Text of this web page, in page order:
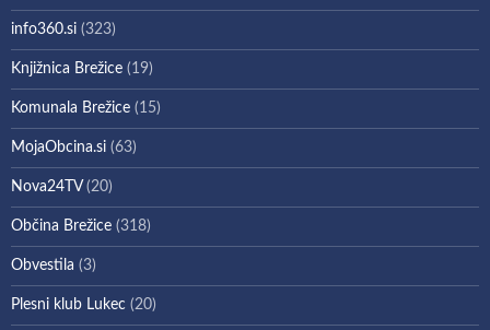
info360.si (323)
Knjižnica Brežice (19)
Komunala Brežice (15)
MojaObcina.si (63)
Nova24TV(20)
Občina Brežice (318)
Obvestila (3)
Plesni klub Lukec (20)